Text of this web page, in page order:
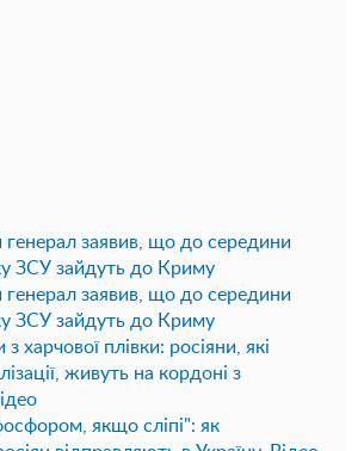
заявив, що до середини
ЗСУ зайдуть до Криму
заявив, що до середини
ЗСУ зайдуть до Криму
харчової плівки: росіяни, які
живуть на кордоні з
якщо сліпі": як